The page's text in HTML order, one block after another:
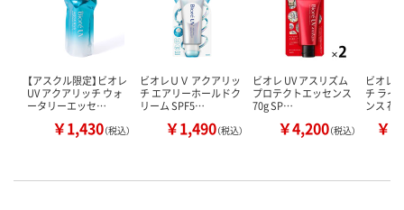
【アスクル限定】ビオレ
UV アクアリッチ ウォ
ータリーエッセ…
￥1,430（税込）
ビオレＵＶ アクアリッ
チ エアリーホールドク
リーム SPF5…
￥1,490（税込）
ビオレ UV アスリズム
プロテクトエッセンス
70g SP…
￥4,200（税込）
ビオレ
チ ライ
ンス 花
￥